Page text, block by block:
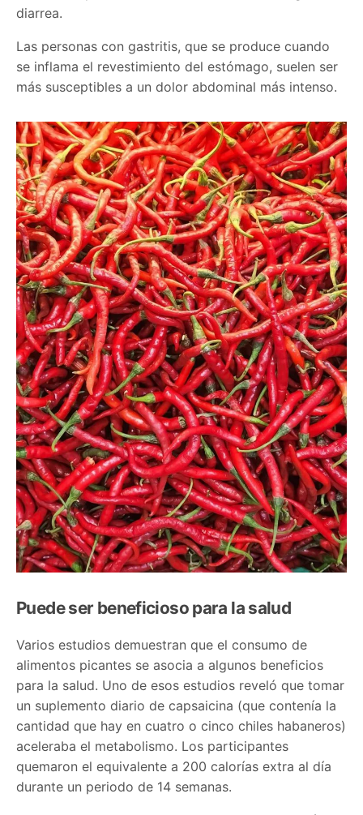
diarrea.
Las personas con gastritis, que se produce cuando
se inflama el revestimiento del estómago, suelen ser
más susceptibles a un dolor abdominal más intenso.
Puede ser beneficioso para la salud
Varios estudios demuestran que el consumo de
alimentos picantes se asocia a algunos beneficios
para la salud. Uno de esos estudios reveló que tomar
un suplemento diario de capsaicina (que contenía la
cantidad que hay en cuatro o cinco chiles habaneros)
aceleraba el metabolismo. Los participantes
quemaron el equivalente a 200 calorías extra al día
durante un periodo de 14 semanas.